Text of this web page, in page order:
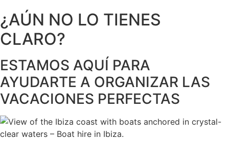
¿AÚN NO LO TIENES
CLARO?
ESTAMOS AQUÍ PARA
AYUDARTE A ORGANIZAR LAS
VACACIONES PERFECTAS